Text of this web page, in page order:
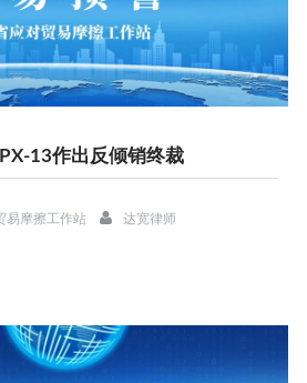
13作出反倾销终裁
易摩擦工作站 达宽律师